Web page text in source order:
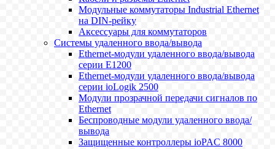
Модульные коммутаторы Industrial Ethernet
на DIN-рейку
Аксессуары для коммутаторов
Системы удаленного ввода/вывода
Ethernet-модули удаленного ввода/вывода
серии E1200
Ethernet-модули удаленного ввода/вывода
серии ioLogik 2500
Модули прозрачной передачи сигналов по
Ethernet
Беспроводные модули удаленного ввода/
вывода
Защищенные контроллеры ioPAC 8000